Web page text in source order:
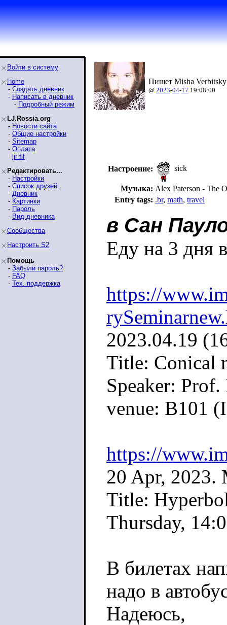
Войти в систему
Home
- Создать дневник
- Написать в дневник
- Подробный режим
LJ.Rossia.org
- Новости сайта
- Общие настройки
- Sitemap
- Оплата
- ljr-fif
Редактировать...
- Настройки
- Список друзей
- Дневник
- Картинки
- Пароль
- Вид дневника
Сообщества
Настроить S2
Помощь
- Забыли пароль?
- FAQ
- Тех. поддержка
Пишет Misha
@ 2023-04-17 19:08:00
Настроение: sick
Музыка: Alex Paterson - The
Entry tags: .br, math, travel
в Сан
Еду на 3 дня
https://
2023.04.19
Title: Conical
Speaker:
venue: B101
https://
20 Apr, 2023.
Title:
Thursday,
В билетах
надо в
Надеюсь,